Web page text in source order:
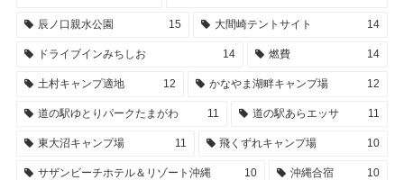
辰ノ口親水公園 15 大間崎テントサイト 14
ドライブインみちしお 14 燃費 14
土村キャンプ適地 12 かなやま湖畔キャンプ場 12
道の駅ゆとりパークたまがわ 11 道の駅あらエッサ 11
東大沼キャンプ場 11 飛くずれキャンプ場 10
サザンビーチホテル＆リゾート沖縄 10 沖縄合宿 10